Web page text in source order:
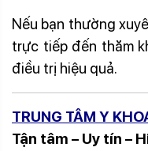
Nếu bạn thường
trực tiếp đến thăm
điều trị hiệu quả.
TRUNG TÂM Y
Tận tâm – Uy tín –